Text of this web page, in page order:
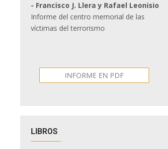
- Francisco J. Llera y Rafael Leonisio
Informe del centro memorial de las
víctimas del terrorismo
INFORME EN PDF
LIBROS